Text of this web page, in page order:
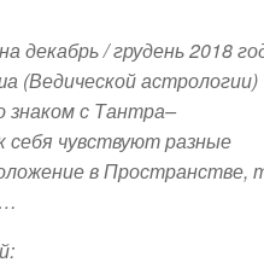
декабрь / грудень 2018
(Ведической астрологии)
знаком с Тантра–
чувствуют разные
в Пространстве,